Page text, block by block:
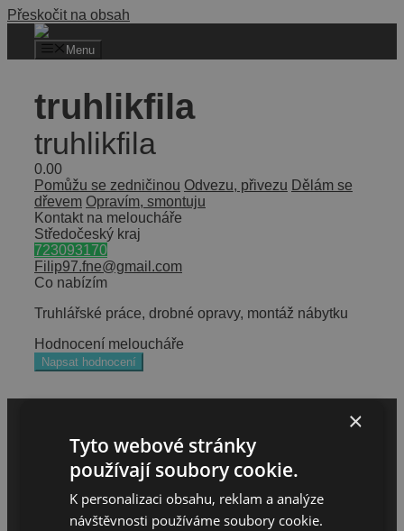
Přeskočit na obsah
Menu
truhlikfila
truhlikfila
0.00
Pomůžu se zedničinou Odvezu, přivezu Dělám se
dřevem Opravím, smontuju
Kontakt na meloucháře
Středočeský kraj
723093170
Filip97.fne@gmail.com
Co nabízím
Truhlářské práce, drobné opravy, montáž nábytku
Hodnocení meloucháře
Napsat hodnocení
×
Tyto webové stránky
používají soubory cookie.
K personalizaci obsahu, reklam a analýze
návštěvnosti používáme soubory cookie.